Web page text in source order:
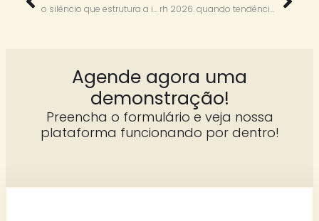
o silêncio que estrutura a intenção – liderança, clareza e decisão em tempos de ruído
rh 2026. quando tendência vira decisão de gestão.
Agende agora uma
demonstração!
Preencha o formulário e veja nossa
plataforma funcionando por dentro!